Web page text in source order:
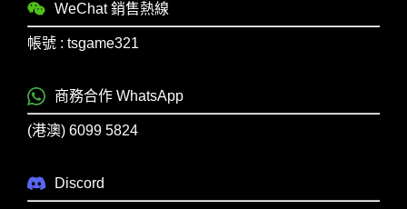
WeChat 銷售熱線
帳號 : tsgame321
商務合作 WhatsApp
(港澳) 6099 5824
Discord